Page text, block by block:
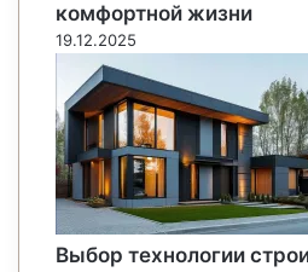
комфортной жизни
19.12.2025
Выбор технологии